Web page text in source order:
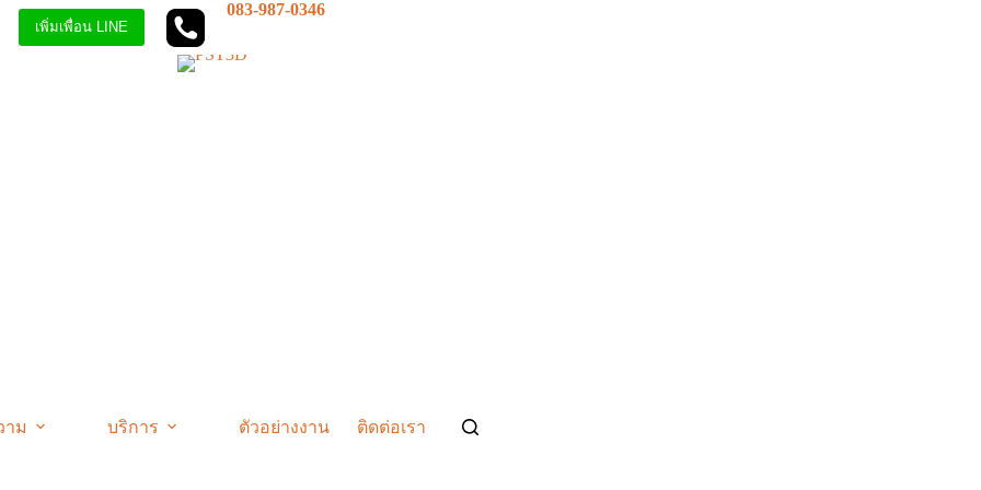
เพิ่มเพื่อน LINE
083-987-0346
าม บริการ ตัวอย่างงาน ติดต่อเรา